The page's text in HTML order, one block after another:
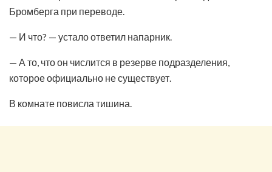
Бромберга при переводе.
— И что? — устало ответил напарник.
— А то, что он числится в резерве подразделения,
которое официально не существует.
В комнате повисла тишина.